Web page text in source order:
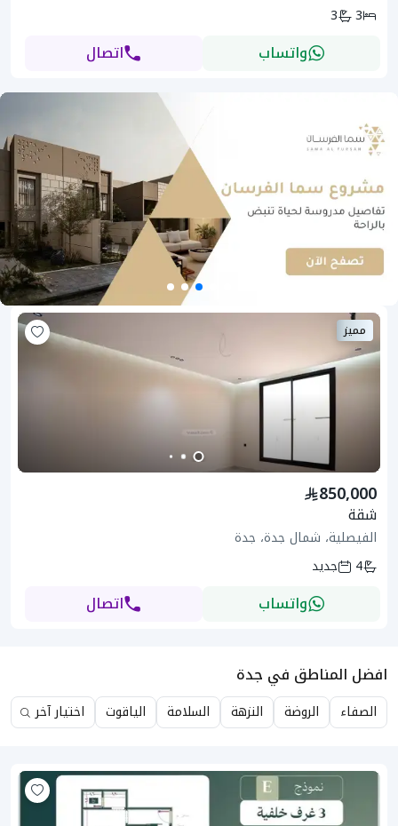
3
3
واتساب اتصال
مميز
850,000
شقة
الفيصلية، شمال جدة، جدة
4
جديد
واتساب اتصال
افضل المناطق في جدة
الصفاء الروضة النزهة السلامة الياقوت اختيار آخر